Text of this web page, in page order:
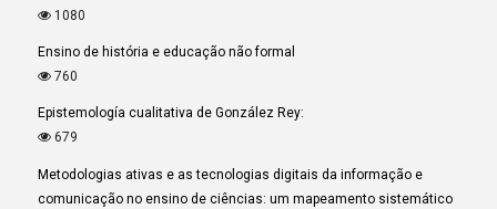
1080
Ensino de história e educação não formal
760
Epistemología cualitativa de González Rey:
679
Metodologias ativas e as tecnologias digitais da informação e
comunicação no ensino de ciências: um mapeamento sistemático